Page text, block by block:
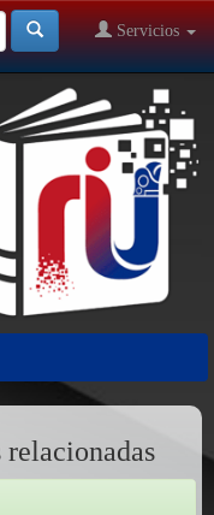
Servicios
relacionadas